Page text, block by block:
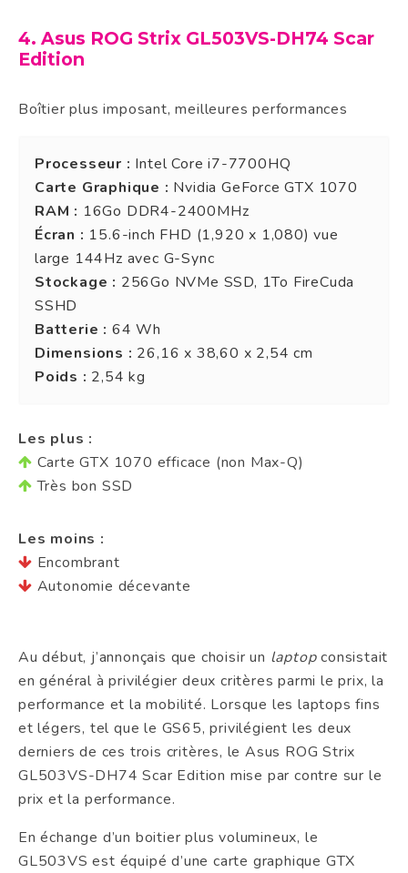
4. Asus ROG Strix GL503VS-DH74 Scar
Edition
Boîtier plus imposant, meilleures performances
Processeur : Intel Core i7-7700HQ
Carte Graphique : Nvidia GeForce GTX 1070
RAM : 16Go DDR4-2400MHz
Écran : 15.6-inch FHD (1,920 x 1,080) vue
large 144Hz avec G-Sync
Stockage : 256Go NVMe SSD, 1To FireCuda
SSHD
Batterie : 64 Wh
Dimensions : 26,16 x 38,60 x 2,54 cm
Poids : 2,54 kg
Les plus :
Carte GTX 1070 efficace (non Max-Q)
Très bon SSD
Les moins :
Encombrant
Autonomie décevante
Au début, j’annonçais que choisir un laptopconsistait
en général à privilégier deux critères parmi le prix, la
performance et la mobilité. Lorsque les laptops fins
et légers, tel que le GS65, privilégient les deux
derniers de ces trois critères, le Asus ROG Strix
GL503VS-DH74 Scar Edition mise par contre sur le
prix et la performance.
En échange d’un boitier plus volumineux, le
GL503VS est équipé d’une carte graphique GTX